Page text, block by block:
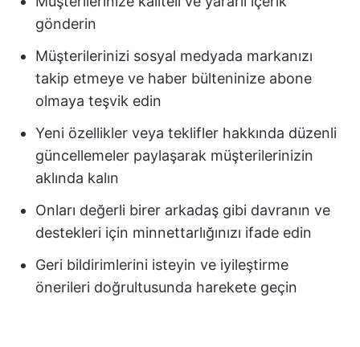
gönderin
Müşterilerinizi sosyal medyada markanızı
takip etmeye ve haber bülteninize abone
olmaya teşvik edin
Yeni özellikler veya teklifler hakkında düzenli
güncellemeler paylaşarak müşterilerinizin
aklında kalın
Onları değerli birer arkadaş gibi davranın ve
destekleri için minnettarlığınızı ifade edin
Geri bildirimlerini isteyin ve iyileştirme
önerileri doğrultusunda harekete geçin